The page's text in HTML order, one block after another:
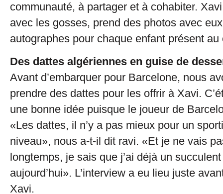
communauté, à partager et à cohabiter.
avec les gosses, prend des photos avec
autographes pour chaque enfant présent au
Des dattes algériennes en guise de
Avant d’embarquer pour Barcelone, nous
prendre des dattes pour les offrir à Xavi.
une bonne idée puisque le joueur de
«Les dattes, il n’y a pas mieux pour un
niveau», nous a-t-il dit ravi. «Et je ne vais
longtemps, je sais que j’ai déjà un
aujourd’hui». L’interview a eu lieu juste
Xavi.